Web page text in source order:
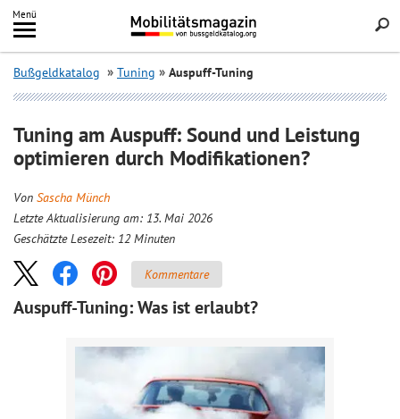
Inhalt
springen
Menü
Search
Bußgeldkatalog Tuning Auspuff-Tuning
Tuning am Auspuff: Sound und Leistung
optimieren durch Modifikationen?
Von Sascha Münch
Letzte Aktualisierung am: 13. Mai 2026
Geschätzte Lesezeit: 12 Minuten
Kommentare
Auspuff-Tuning: Was ist erlaubt?